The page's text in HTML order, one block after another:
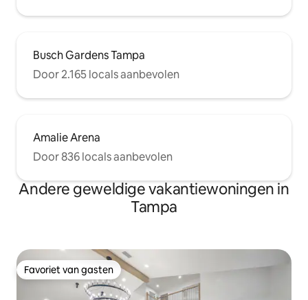
Busch Gardens Tampa
Door 2.165 locals aanbevolen
Amalie Arena
Door 836 locals aanbevolen
Andere geweldige vakantiewoningen in
Tampa
Favoriet van gasten
Favoriet van gasten